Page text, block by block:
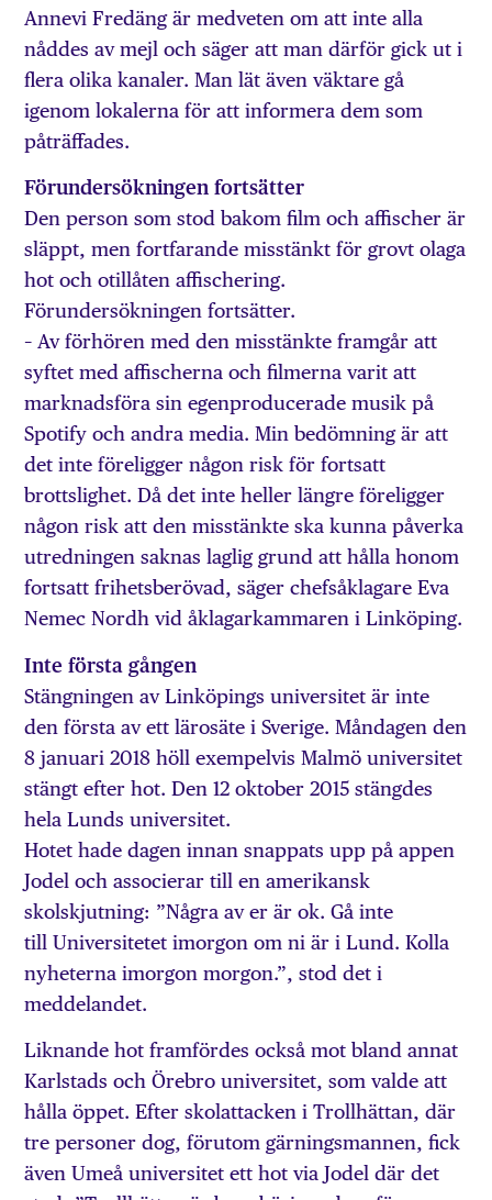
Annevi Fredäng är medveten om att inte alla
nåddes av mejl och säger att man därför gick ut i
flera olika kanaler. Man lät även väktare gå
igenom lokalerna för att informera dem som
påträffades.
Förundersökningen fortsätter
Den person som stod bakom film och affischer är
släppt, men fortfarande misstänkt för grovt olaga
hot och otillåten affischering.
Förundersökningen fortsätter.
– Av förhören med den misstänkte framgår att
syftet med affischerna och filmerna varit att
marknadsföra sin egenproducerade musik på
Spotify och andra media. Min bedömning är att
det inte föreligger någon risk för fortsatt
brottslighet. Då det inte heller längre föreligger
någon risk att den misstänkte ska kunna påverka
utredningen saknas laglig grund att hålla honom
fortsatt frihetsberövad, säger chefsåklagare Eva
Nemec Nordh vid åklagarkammaren i Linköping.
Inte första gången
Stängningen av Linköpings universitet är inte
den första av ett lärosäte i Sverige. Måndagen den
8 januari 2018 höll exempelvis Malmö universitet
stängt efter hot. Den 12 oktober 2015 stängdes
hela Lunds universitet.
Hotet hade dagen innan snappats upp på appen
Jodel och associerar till en amerikansk
skolskjutning: ”Några av er är ok. Gå inte
till Universitetet imorgon om ni är i Lund. Kolla
nyheterna imorgon morgon.”, stod det i
meddelandet.
Liknande hot framfördes också mot bland annat
Karlstads och Örebro universitet, som valde att
hålla öppet. Efter skolattacken i Trollhättan, där
tre personer dog, förutom gärningsmannen, fick
även Umeå universitet ett hot via Jodel där det